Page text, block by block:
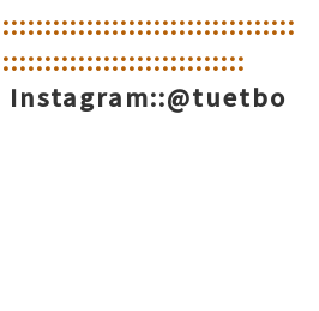
:::::::::::::::::::::::::::::::::::
::::::::::::::::::::::::::::
Instagram::@tuetbo